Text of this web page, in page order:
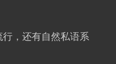
，还有自然私语系